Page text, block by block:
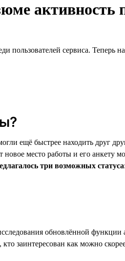
активность
пользователей сервиса. Теперь
ещё быстрее находить друг
место работы и его анкету
три возможных статуса:
обновлённой функции
заинтересован как можно